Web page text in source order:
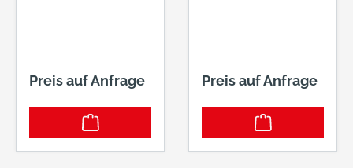
Preis auf Anfrage Preis auf Anfrage